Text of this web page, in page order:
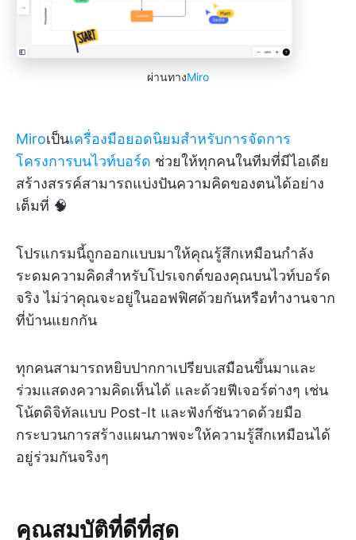
ผ่านทางMiro
Miroเป็นเครื่องมือยอดนิยมสำหรับการจัดการ
โครงการบนไวท์บอร์ด ช่วยให้ทุกคนในทีมที่มีไอเดีย
สร้างสรรค์สามารถแบ่งปันความคิดของตนได้อย่าง
เต็มที่ 🧠
โปรแกรมนี้ถูกออกแบบมาให้คุณรู้สึกเหมือนกำลัง
ระดมความคิดสำหรับโปรเจกต์ของคุณบนไวท์บอร์ด
จริง ไม่ว่าคุณจะอยู่ในออฟฟิศด้วยกันหรือทำงานจาก
ที่บ้านแยกกัน
ทุกคนสามารถหยิบปากกาเปรียบเสมือนขึ้นมาและ
ร่วมแสดงความคิดเห็นได้ และด้วยฟีเจอร์ต่างๆ เช่น
โน้ตดิจิทัลแบบ Post-It และฟังก์ชันวาดด้วยมือ
กระบวนการสร้างแผนภาพจะให้ความรู้สึกเหมือนได้
อยู่ร่วมกันจริงๆ
คุณสมบัติที่ดีที่สุด